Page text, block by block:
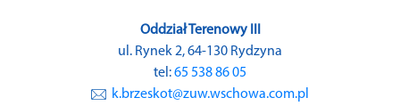
Oddział Terenowy III
ul. Rynek 2, 64-130 Rydzyna
tel:65 538 86 05
k.brzeskot@zuw.wschowa.com.pl